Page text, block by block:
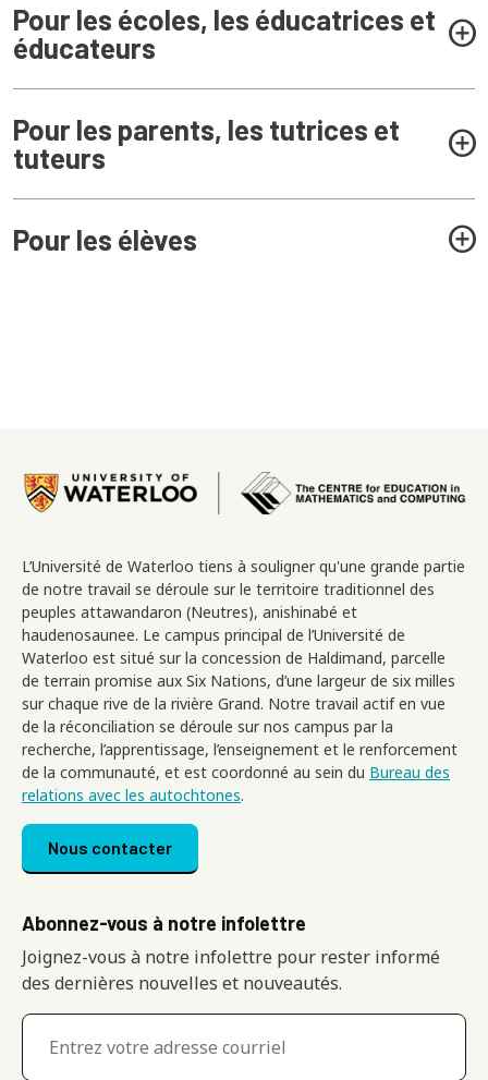
Pour les écoles, les éducatrices et
éducateurs
Pour les parents, les tutrices et
tuteurs
Pour les élèves
Image
L’Université de Waterloo tiens à souligner qu'une grande partie
de notre travail se déroule sur le territoire traditionnel des
peuples attawandaron (Neutres), anishinabé et
haudenosaunee. Le campus principal de l’Université de
Waterloo est situé sur la concession de Haldimand, parcelle
de terrain promise aux Six Nations, d’une largeur de six milles
sur chaque rive de la rivière Grand. Notre travail actif en vue
de la réconciliation se déroule sur nos campus par la
recherche, l’apprentissage, l’enseignement et le renforcement
de la communauté, et est coordonné au sein du Bureau des
relations avec les autochtones.
Footer menu
Nous contacter
Abonnez-vous à notre infolettre
Joignez-vous à notre infolettre pour rester informé
des dernières nouvelles et nouveautés.